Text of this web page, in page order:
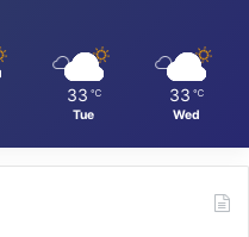
33 ℃
Tue
33 ℃
Wed